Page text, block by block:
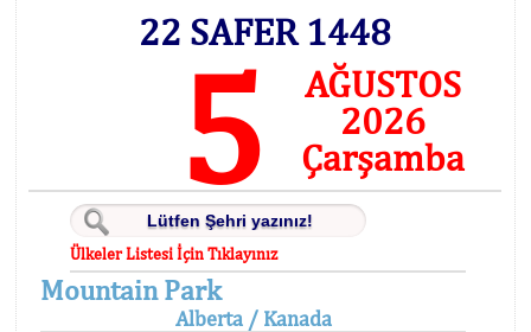
22 SAFER 1448
5
AĞUSTOS
2026
Çarşamba
Ülkeler Listesi İçin Tıklayınız
Mountain Park
Alberta / Kanada